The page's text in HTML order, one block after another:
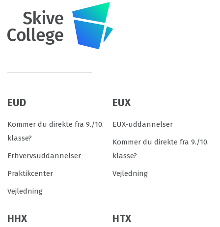
EUD
Kommer du direkte fra 9./10.
klasse?
Erhvervsuddannelser
Praktikcenter
Vejledning
EUX
EUX-uddannelser
Kommer du direkte fra 9./10.
klasse?
Vejledning
HHX HTX